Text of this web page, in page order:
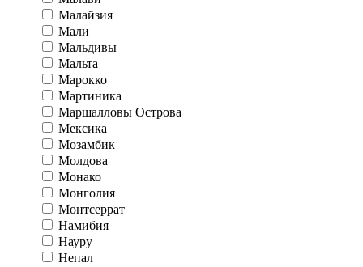
Малайзия
Мали
Мальдивы
Мальта
Марокко
Мартиника
Маршалловы Острова
Мексика
Мозамбик
Молдова
Монако
Монголия
Монтсеррат
Намибия
Науру
Непал